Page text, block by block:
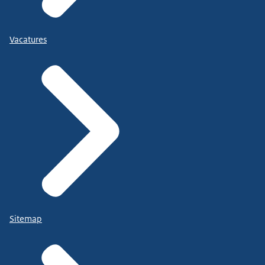
Vacatures
Sitemap